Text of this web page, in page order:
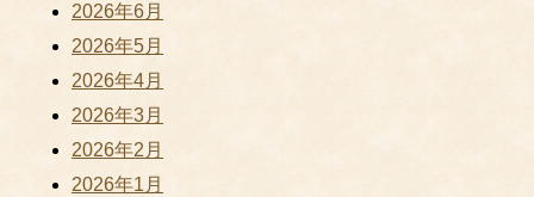
2026年6月
2026年5月
2026年4月
2026年3月
2026年2月
2026年1月